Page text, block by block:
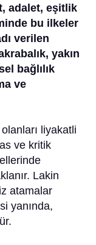
adalet, eşitlik
bu ilkeler
verilen
yakın
bağlılık
ve
liyakatli
ve kritik
Lakin
atamalar
yanında,